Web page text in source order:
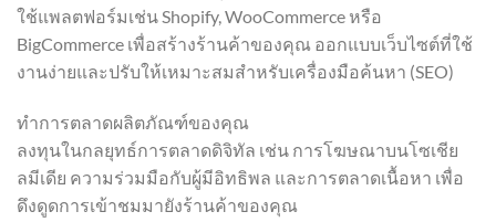
ใช้แพลตฟอร์มเช่น Shopify, WooCommerce หรือ
BigCommerce เพื่อสร้างร้านค้าของคุณ ออกแบบเว็บไซต์ที่ใช้
งานง่ายและปรับให้เหมาะสมสำหรับเครื่องมือค้นหา (SEO)
ทำการตลาดผลิตภัณฑ์ของคุณ
ลงทุนในกลยุทธ์การตลาดดิจิทัล เช่น การโฆษณาบนโซเชีย
ลมีเดีย ความร่วมมือกับผู้มีอิทธิพล และการตลาดเนื้อหา เพื่อ
ดึงดูดการเข้าชมมายังร้านค้าของคุณ